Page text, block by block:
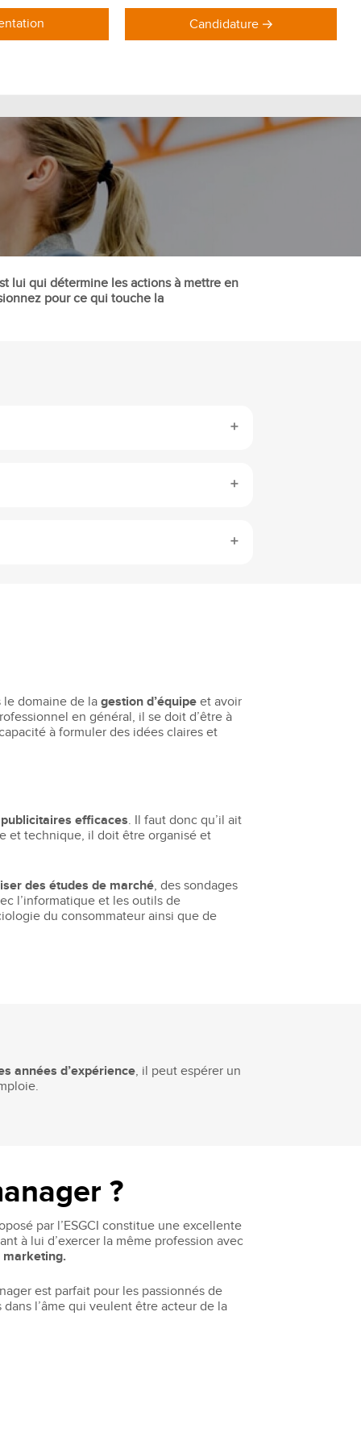
lui qui détermine les actions à mettre en
pour ce qui touche la
le domaine de lagestion d’équipeet avoir
en général, il se doit d’être à
à formuler des idées claires et
efficaces. Il faut donc qu’il ait
et technique, il doit être organisé et
des études de marché, des sondages
l’informatique et les outils de
du consommateur ainsi que de
années d’expérience, il peut espérer un
?
par l’ESGCI constitue une excellente
à lui d’exercer la même profession avec
marketing.
est parfait pour les passionnés de
l’âme qui veulent être acteur de la
Candidature
DOMAINES DE FORMATION
Formations Marketing
Formations Commerce
Formations Communication
Formations Achat Logistique